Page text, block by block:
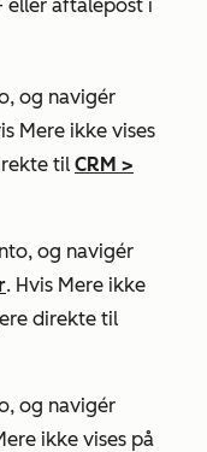
eller aftalepost i
og navigér
Mere ikke vises
til CRM >
og navigér
. Hvis Mere ikke
direkte til
og navigér
ikke vises på